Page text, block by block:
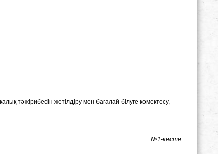
тәжірибесін жетілдіру мен бағалай білуге көмектесу,
№1-кесте